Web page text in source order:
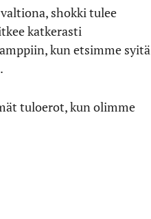
shokki tulee
katkerasti
kun etsimme syitä
tuloerot, kun olimme